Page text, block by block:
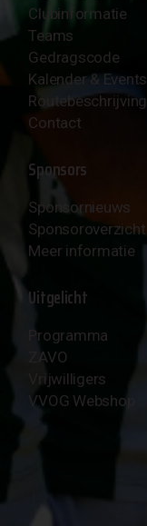
Clubinformatie
Teams
Gedragscode
Kalender & Events
Routebeschrijving
Contact
Sponsors
Sponsornieuws
Sponsoroverzicht
Meer informatie
Uitgelicht
Programma
ZAVO
Vrijwilligers
VVOG Webshop